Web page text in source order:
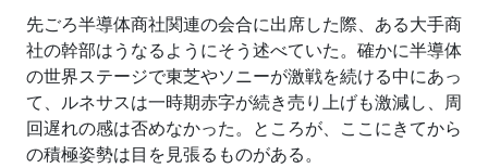
先ごろ半導体商社関連の会合に出席した際、ある大手商
社の幹部はうなるようにそう述べていた。確かに半導体
の世界ステージで東芝やソニーが激戦を続ける中にあっ
て、ルネサスは一時期赤字が続き売り上げも激減し、周
回遅れの感は否めなかった。ところが、ここにきてから
の積極姿勢は目を見張るものがある。